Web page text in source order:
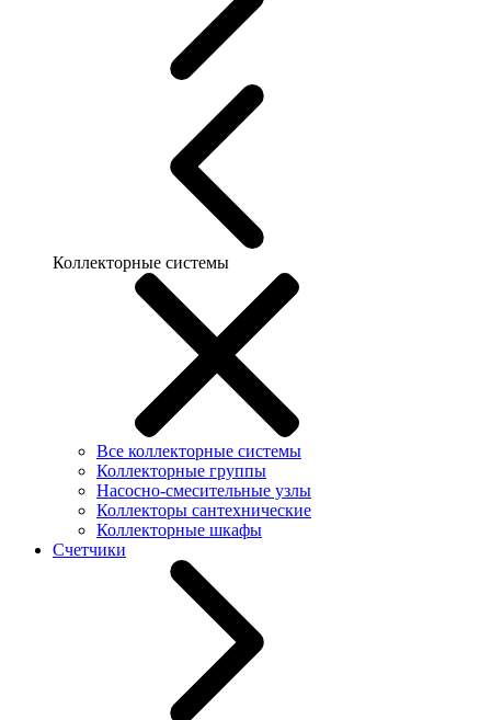
Коллекторные системы
Все коллекторные системы
Коллекторные группы
Насосно-смесительные узлы
Коллекторы сантехнические
Коллекторные шкафы
Счетчики